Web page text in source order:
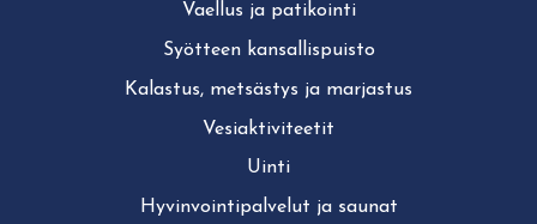
Vaellus ja patikointi
Syötteen kan­sal­lis­puis­to
Kalastus, metsästys ja marjastus
Ve­siak­ti­vi­tee­tit
Uinti
Hy­vin­voin­ti­pal­ve­lut ja saunat